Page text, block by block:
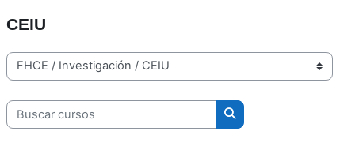
CEIU
Categorías
Buscar cursos
Buscar cursos